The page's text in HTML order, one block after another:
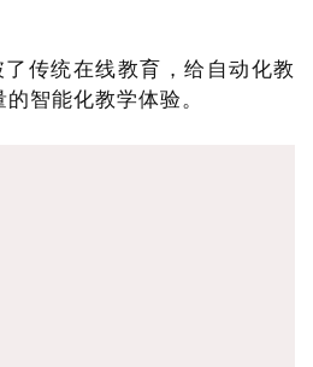
传统在线教育，给自动化教
智能化教学体验。